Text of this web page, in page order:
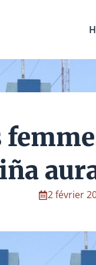
2 février